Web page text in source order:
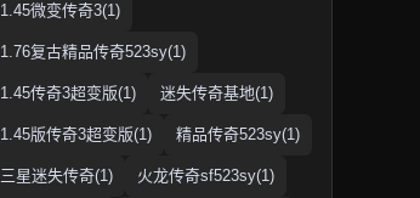
1.45微变传奇3(1)
1.76复古精品传奇523sy(1)
1.45传奇3超变版(1) 迷失传奇基地(1)
1.45版传奇3超变版(1) 精品传奇523sy(1)
三星迷失传奇(1) 火龙传奇sf523sy(1)